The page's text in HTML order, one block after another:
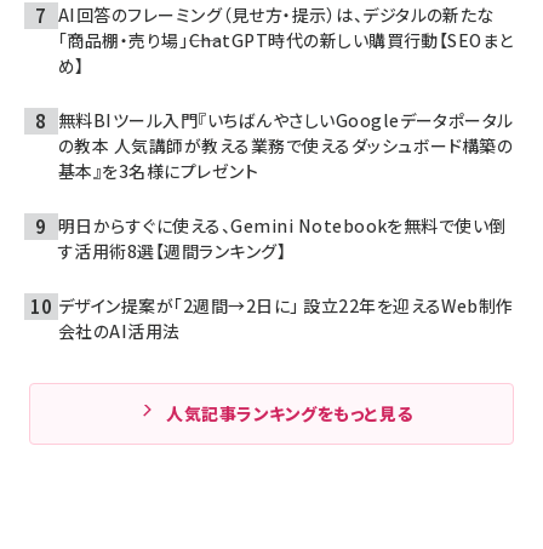
AI回答のフレーミング（見せ方・提示）は、デジタルの新たな
「商品棚・売り場」――ChatGPT時代の新しい購買行動【SEOまと
め】
無料BIツール入門『いちばんやさしいGoogleデータポータル
の教本 人気講師が教える業務で使えるダッシュボード構築の
基本』を3名様にプレゼント
明日からすぐに使える、Gemini Notebookを無料で使い倒
す活用術8選【週間ランキング】
デザイン提案が「2週間→2日に」 設立22年を迎えるWeb制作
会社のAI活用法
人気記事ランキングをもっと見る